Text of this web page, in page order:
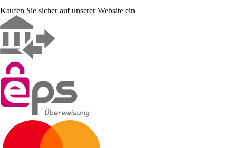
Kaufen Sie sicher auf unserer Website ein